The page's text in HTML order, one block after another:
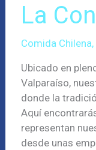
La
Comida Chilena,
Ubicado en
Valparaíso,
donde la
Aquí
representan
desde unas